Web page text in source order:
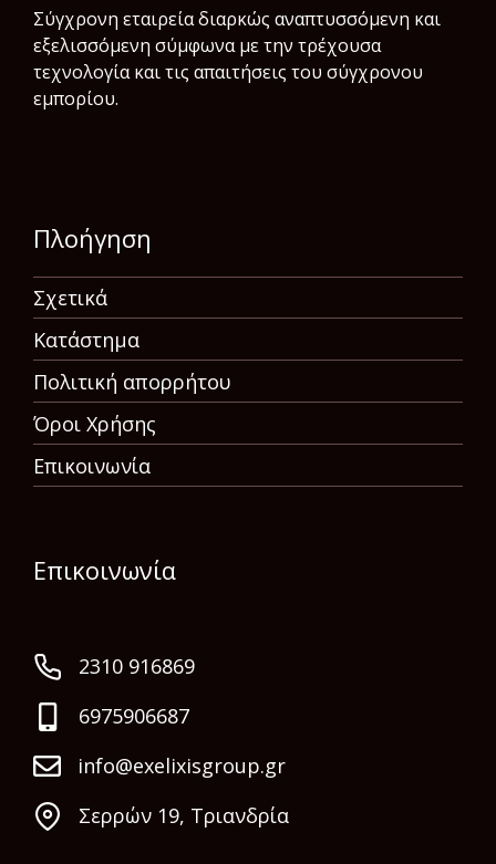
Σύγχρονη εταιρεία διαρκώς αναπτυσσόμενη και
εξελισσόμενη σύμφωνα µε την τρέχουσα
τεχνολογία και τις απαιτήσεις του σύγχρονου
εμπορίου.
Πλοήγηση
Σχετικά
Κατάστημα
Πολιτική απορρήτου
Όροι Χρήσης
Επικοινωνία
Επικοινωνία
2310 916869
6975906687
info@exelixisgroup.gr
Σερρών 19, Τριανδρία